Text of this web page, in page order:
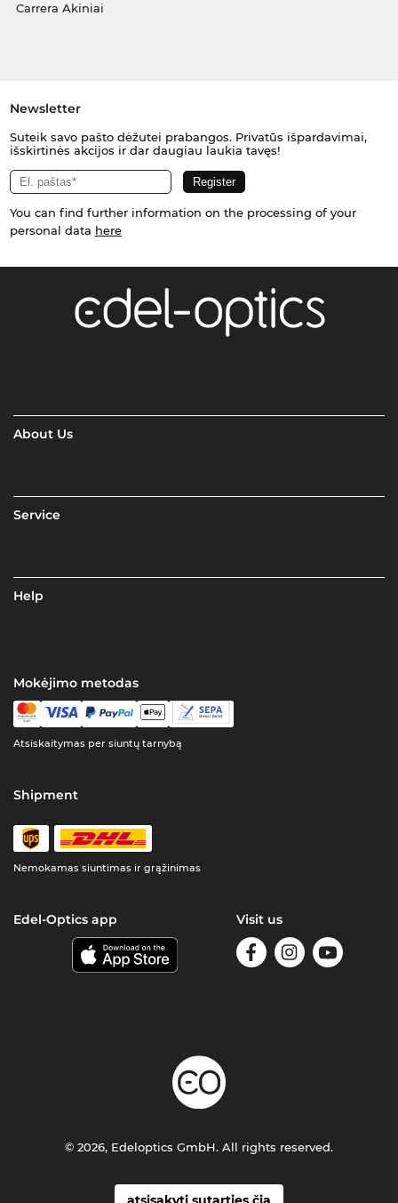
Carrera Akiniai
Newsletter
Suteik savo pašto dėžutei prabangos. Privatūs išpardavimai,
išskirtinės akcijos ir dar daugiau laukia tavęs!
You can find further information on the processing of your
personal data here
About Us
Service
Help
Mokėjimo metodas
Atsiskaitymas per siuntų tarnybą
Shipment
Nemokamas siuntimas ir grąžinimas
Edel-Optics app Visit us
© 2026, Edeloptics GmbH. All rights reserved.